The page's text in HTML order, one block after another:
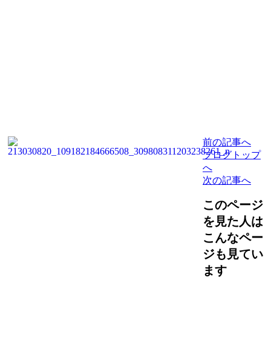
前の記事へ
ブログ トップ
へ
次の記事へ
このページ
を見た人は
こんなペー
ジも見てい
ます